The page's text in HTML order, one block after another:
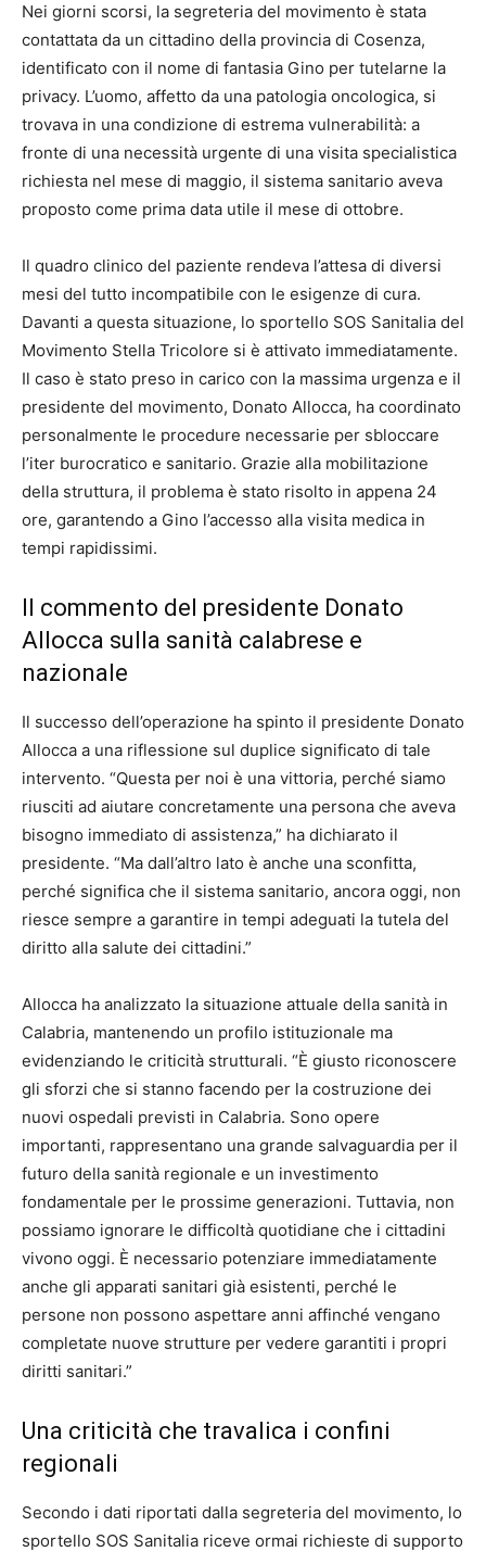
Nei giorni scorsi, la segreteria del movimento è stata
contattata da un cittadino della provincia di Cosenza,
identificato con il nome di fantasia Gino per tutelarne la
privacy. L’uomo, affetto da una patologia oncologica, si
trovava in una condizione di estrema vulnerabilità: a
fronte di una necessità urgente di una visita specialistica
richiesta nel mese di maggio, il sistema sanitario aveva
proposto come prima data utile il mese di ottobre.
Il quadro clinico del paziente rendeva l’attesa di diversi
mesi del tutto incompatibile con le esigenze di cura.
Davanti a questa situazione, lo sportello SOS Sanitalia del
Movimento Stella Tricolore si è attivato immediatamente.
Il caso è stato preso in carico con la massima urgenza e il
presidente del movimento, Donato Allocca, ha coordinato
personalmente le procedure necessarie per sbloccare
l’iter burocratico e sanitario. Grazie alla mobilitazione
della struttura, il problema è stato risolto in appena 24
ore, garantendo a Gino l’accesso alla visita medica in
tempi rapidissimi.
Il commento del presidente Donato
Allocca sulla sanità calabrese e
nazionale
Il successo dell’operazione ha spinto il presidente Donato
Allocca a una riflessione sul duplice significato di tale
intervento. “Questa per noi è una vittoria, perché siamo
riusciti ad aiutare concretamente una persona che aveva
bisogno immediato di assistenza,” ha dichiarato il
presidente. “Ma dall’altro lato è anche una sconfitta,
perché significa che il sistema sanitario, ancora oggi, non
riesce sempre a garantire in tempi adeguati la tutela del
diritto alla salute dei cittadini.”
Allocca ha analizzato la situazione attuale della sanità in
Calabria, mantenendo un profilo istituzionale ma
evidenziando le criticità strutturali. “È giusto riconoscere
gli sforzi che si stanno facendo per la costruzione dei
nuovi ospedali previsti in Calabria. Sono opere
importanti, rappresentano una grande salvaguardia per il
futuro della sanità regionale e un investimento
fondamentale per le prossime generazioni. Tuttavia, non
possiamo ignorare le difficoltà quotidiane che i cittadini
vivono oggi. È necessario potenziare immediatamente
anche gli apparati sanitari già esistenti, perché le
persone non possono aspettare anni affinché vengano
completate nuove strutture per vedere garantiti i propri
diritti sanitari.”
Una criticità che travalica i confini
regionali
Secondo i dati riportati dalla segreteria del movimento, lo
sportello SOS Sanitalia riceve ormai richieste di supporto